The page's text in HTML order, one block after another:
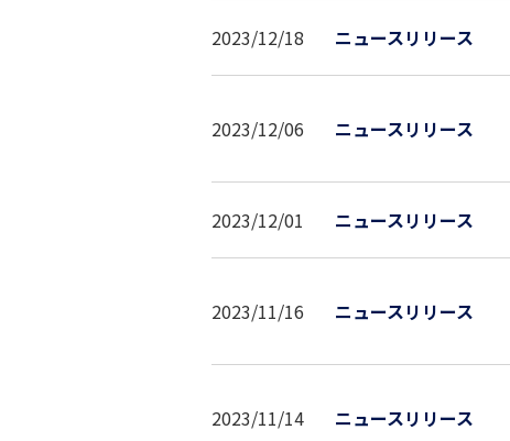
2023/12/18 ニュースリリース
2023/12/06 ニュースリリース
2023/12/01 ニュースリリース
2023/11/16 ニュースリリース
2023/11/14 ニュースリリース